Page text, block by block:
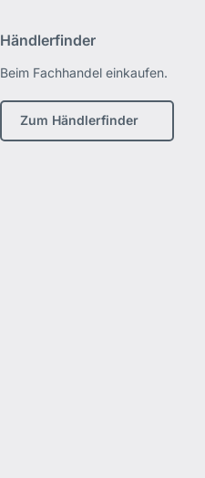
Händlerfinder
Beim Fachhandel einkaufen.
Zum Händlerfinder